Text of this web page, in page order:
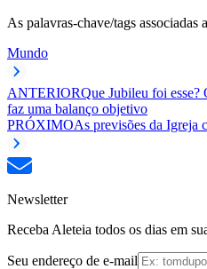
As palavras-chave/tags associadas
Mundo
ANTERIORQue Jubileu foi esse?
faz uma balanço objetivo
PRÓXIMOAs previsões da Igreja
Newsletter
Receba Aleteia todos os dias em
Seu endereço de e-mail